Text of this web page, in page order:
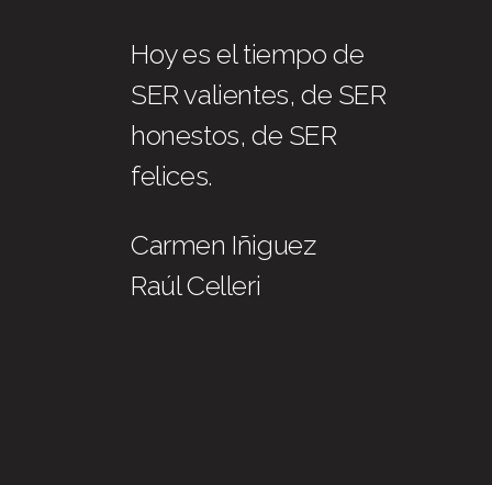
Hoy es el tiempo de
SER valientes, de SER
honestos, de SER
felices.
Carmen Iñiguez
Raúl Celleri